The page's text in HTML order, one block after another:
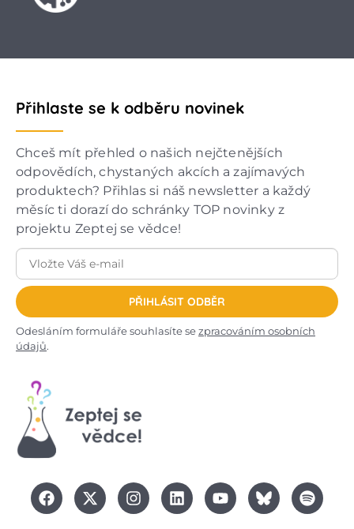
Přihlaste se k odběru novinek
Chceš mít přehled o našich nejčtenějších
odpovědích, chystaných akcích a zajímavých
produktech? Přihlas si náš newsletter a každý
měsíc ti dorazí do schránky TOP novinky z
projektu Zeptej se vědce!
PŘIHLÁSIT ODBĚR
Odesláním formuláře souhlasíte sezpracováním osobních
údajů.